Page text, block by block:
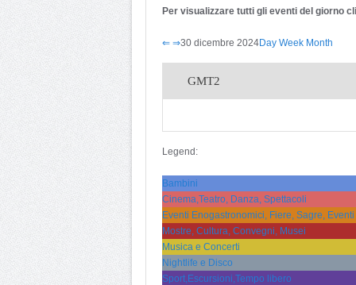
Per visualizzare tutti gli eventi del giorno
⇐ ⇒30 dicembre 2024Day Week Month
GMT2
Legend:
Bambini
Cinema,Teatro, Danza, Spettacoli
Eventi Enogastronomici, Fiere, Sagre,
Mostre, Cultura, Convegni, Musei
Musica e Concerti
Nightlife e Disco
Sport,Escursioni,Tempo libero